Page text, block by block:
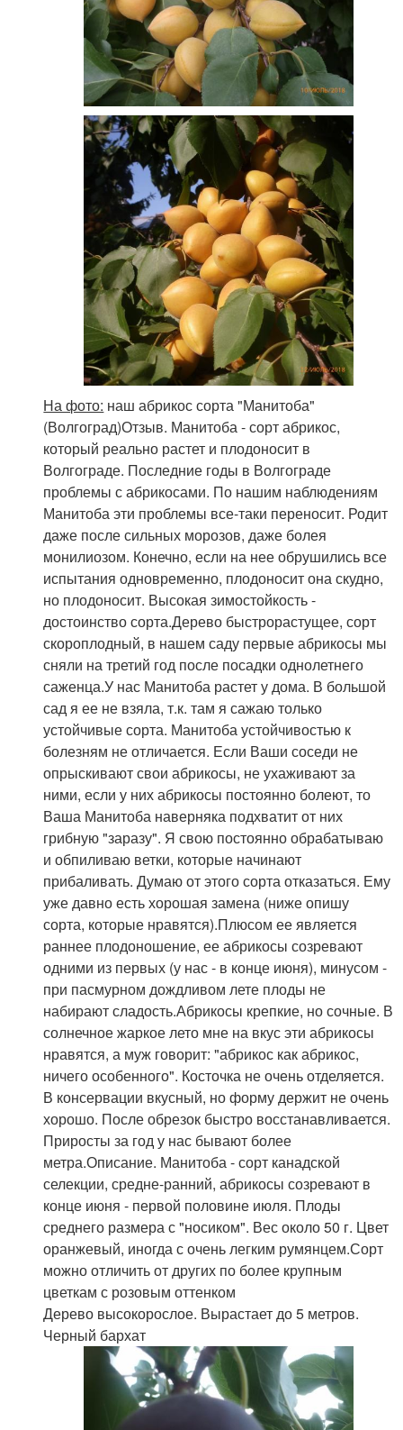
На фото: наш абрикос сорта "Манитоба"
(Волгоград)Отзыв. Манитоба - сорт абрикос,
который реально растет и плодоносит в
Волгограде. Последние годы в Волгограде
проблемы с абрикосами. По нашим наблюдениям
Манитоба эти проблемы все-таки переносит. Родит
даже после сильных морозов, даже болея
монилиозом. Конечно, если на нее обрушились все
испытания одновременно, плодоносит она скудно,
но плодоносит. Высокая зимостойкость -
достоинство сорта.Дерево быстрорастущее, сорт
скороплодный, в нашем саду первые абрикосы мы
сняли на третий год после посадки однолетнего
саженца.У нас Манитоба растет у дома. В большой
сад я ее не взяла, т.к. там я сажаю только
устойчивые сорта. Манитоба устойчивостью к
болезням не отличается. Если Ваши соседи не
опрыскивают свои абрикосы, не ухаживают за
ними, если у них абрикосы постоянно болеют, то
Ваша Манитоба наверняка подхватит от них
грибную "заразу". Я свою постоянно обрабатываю
и обпиливаю ветки, которые начинают
прибаливать. Думаю от этого сорта отказаться. Ему
уже давно есть хорошая замена (ниже опишу
сорта, которые нравятся).Плюсом ее является
раннее плодоношение, ее абрикосы созревают
одними из первых (у нас - в конце июня), минусом -
при пасмурном дождливом лете плоды не
набирают сладость.Абрикосы крепкие, но сочные. В
солнечное жаркое лето мне на вкус эти абрикосы
нравятся, а муж говорит: "абрикос как абрикос,
ничего особенного". Косточка не очень отделяется.
В консервации вкусный, но форму держит не очень
хорошо. После обрезок быстро восстанавливается.
Приросты за год у нас бывают более
метра.Описание. Манитоба - сорт канадской
селекции, средне-ранний, абрикосы созревают в
конце июня - первой половине июля. Плоды
среднего размера с "носиком". Вес около 50 г. Цвет
оранжевый, иногда с очень легким румянцем.Сорт
можно отличить от других по более крупным
цветкам с розовым оттенком
Дерево высокорослое. Вырастает до 5 метров.
Черный бархат